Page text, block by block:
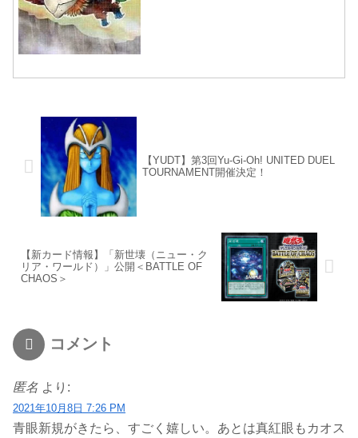
【YUDT】第3回Yu-Gi-Oh! UNITED DUEL
TOURNAMENT開催決定！
【新カード情報】「新世壊（ニュー・ク
リア・ワールド）」公開＜BATTLE OF
CHAOS＞
コメント
匿名 より:
2021年10月8日 7:26 PM
青眼新規がきたら、すごく嬉しい。あとは真紅眼もカオス